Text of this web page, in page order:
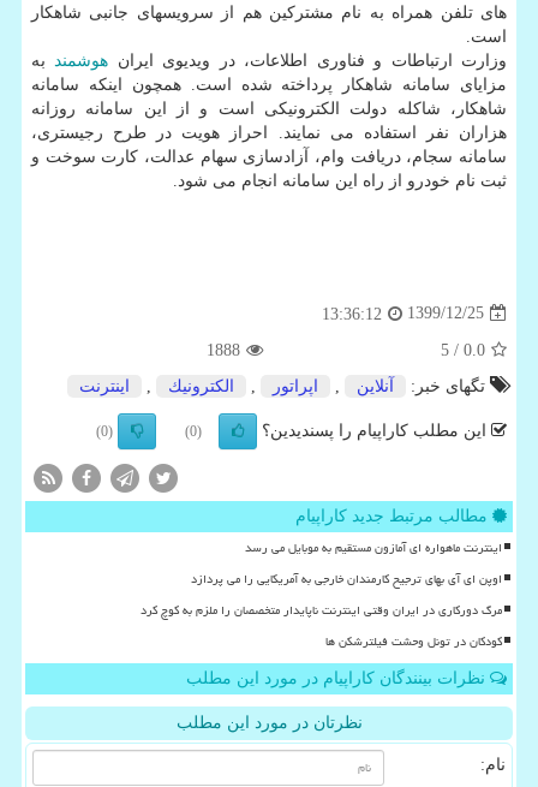
های تلفن همراه به نام مشترکین هم از سرویسهای جانبی شاهکار
است.
وزارت ارتباطات و فناوری اطلاعات، در ویدیوی ایران هوشمندبه
مزایای سامانه شاهکار پرداخته شده است. همچون اینکه سامانه
شاهکار، شاکله دولت الکترونیکی است و از این سامانه روزانه
هزاران نفر استفاده می نمایند. احراز هویت در طرح رجیستری،
سامانه سجام، دریافت وام، آزادسازی سهام عدالت، کارت سوخت و
ثبت نام خودرو از راه این سامانه انجام می شود.
1399/12/25
13:36:12
0.0
/ 5
1888
تگهای خبر:
آنلاین اپراتور الكترونیك اینترنت
این مطلب کاراپیام را پسندیدین؟ (0)
(0)
مطالب مرتبط جدید کاراپیام
اینترنت ماهواره ای آمازون مستقیم به موبایل می رسد
اوپن ای آی بهای ترجیح کارمندان خارجی به آمریکایی را می پردازد
مرگ دورکاری در ایران وقتی اینترنت ناپایدار متخصصان را ملزم به کوچ کرد
کودکان در تونل وحشت فیلترشکن ها
نظرات بینندگان کاراپیام در مورد این مطلب
نظرتان در مورد این مطلب
نام: